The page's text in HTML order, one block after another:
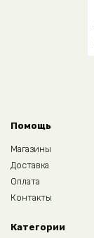
Помощь
Магазины
Доставка
Оплата
Контакты
Категории